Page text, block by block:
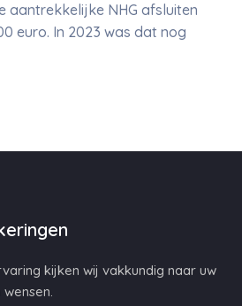
aantrekkelijke NHG afsluiten
euro. In 2023 was dat nog
kijken wij vakkundig naar uw